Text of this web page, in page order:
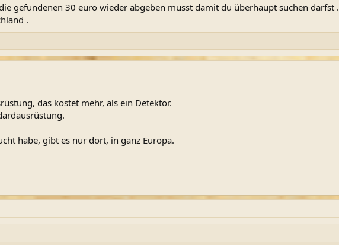
gefundenen 30 euro wieder abgeben musst damit du überhaupt suchen darfst .
.
das kostet mehr, als ein Detektor.
habe, gibt es nur dort, in ganz Europa.